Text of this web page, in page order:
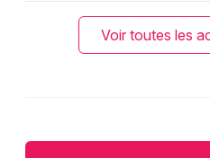
Voir toutes les